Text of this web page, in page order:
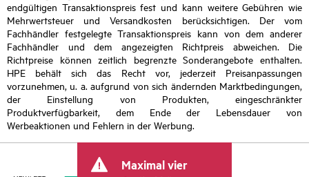
endgültigen Transaktionspreis fest und kann weitere Gebühren wie
Mehrwertsteuer und Versandkosten berücksichtigen. Der vom
Fachhändler festgelegte Transaktionspreis kann von dem anderer
Fachhändler und dem angezeigten Richtpreis abweichen. Die
Richtpreise können zeitlich begrenzte Sonderangebote enthalten.
HPE behält sich das Recht vor, jederzeit Preisanpassungen
vorzunehmen, u. a. aufgrund von sich ändernden Marktbedingungen,
der Einstellung von Produkten, eingeschränkter
Produktverfügbarkeit, dem Ende der Lebensdauer von
Werbeaktionen und Fehlern in der Werbung.
Maximal vier